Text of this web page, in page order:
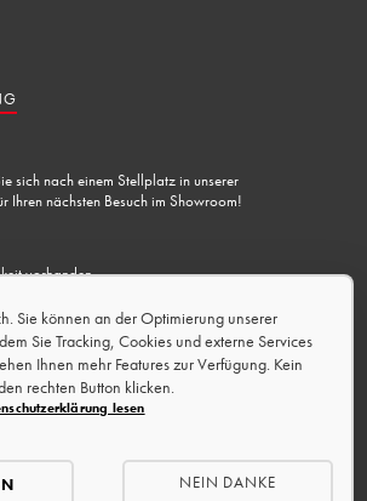
Sie können an der Optimierung unserer
Sie Tracking, Cookies und externe Services
Ihnen mehr Features zur Verfügung. Kein
rechten Button klicken.
lesen
NEIN DANKE
sich nach einem Stellplatz in unserer
Ihren nächsten Besuch im Showroom!
vorhanden.